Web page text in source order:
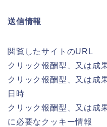
送信情報
閲覧したサイトのURL
クリック報酬型、又は成
クリック報酬型、又は成
日時
クリック報酬型、又は成
に必要なクッキー情報